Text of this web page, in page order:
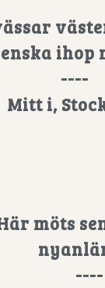
ihop
----
Mitt i,
möts
----